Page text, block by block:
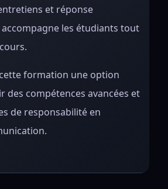
et réponse
les étudiants tout
formation une option
des compétences avancées et
de responsabilité en